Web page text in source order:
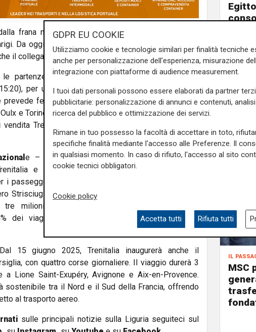
frana nella valle della Maurienne, il Frecciarossa
Da oggi ripartono quattro corse giornaliere, mentre
il collegamento Parigi-Marsiglia.
partenze giornaliere da Milano (6:25 e 15:53) e
per un totale di 1.840 posti offerti al giorno. Il
fermate intermedie a Lione, Chambéry, Saint-
e Torino. I biglietti, con prezzi a partire da 35 euro,
Trenitalia e nelle principali stazioni italiane e
e – “Il Frecciarossa Milano-Parigi segna una
e per il Gruppo FS. Un collegamento che
i passeggeri di pianificare il proprio viaggio verso la
Strisciuglio, AD di Trenitalia. Dal lancio del servizio,
milioni i passeggeri trasportati, con tassi di
dei viaggiatori si è detto soddisfatto e il 97%
15 giugno 2025, Trenitalia inaugurerà anche il
con quattro corse giornaliere. Il viaggio durerà 3
Lione Saint-Exupéry, Avignone e Aix-en-Provence.
sostenibile tra il Nord e il Sud della Francia, offrendo
al trasporto aereo.
sulle principali notizie sulla Liguria seguiteci sul
il
MSC
GDPR EU COOKIE
Utilizziamo cookie e tecnologie similari per finalità tecniche
anche per personalizzazione dell'esperienza, misurazione
integrazione con piattaforme di audience measurement.
I tuoi dati personali possono essere elaborati da partner
pubblicitarie: personalizzazione di annunci e contenuti,
ricerca del pubblico e ottimizzazione dei servizi.
Rimane in tuo possesso la facoltà di accettare in toto,
specifiche finalità mediante l'accesso alle Preferenze. Il
in qualsiasi momento. In caso di rifiuto, l'accesso al sito
cookie tecnici obbligatori.
Cookie policy
Accetta tutti Rifiuta tutti